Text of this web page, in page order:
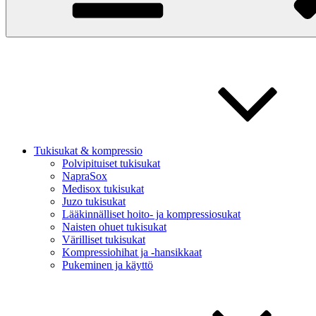
Tukisukat & kompressio
Polvipituiset tukisukat
NapraSox
Medisox tukisukat
Juzo tukisukat
Lääkinnälliset hoito- ja kompressiosukat
Naisten ohuet tukisukat
Värilliset tukisukat
Kompressiohihat ja -hansikkaat
Pukeminen ja käyttö